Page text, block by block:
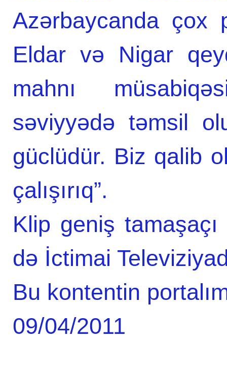
Azərbaycanda çox
Eldar və Nigar
mahnı
səviyyədə təmsil
güclüdür. Biz qalib
çalışırıq”.
Klip geniş
də İctimai
Bu kontentin
09/04/2011